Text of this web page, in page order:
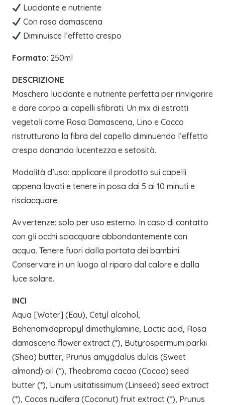
Lucidante e nutriente
Con rosa damascena
Diminuisce l’effetto crespo
Formato: 250ml
DESCRIZIONE
Maschera lucidante e nutriente perfetta per rinvigorire
e dare corpo ai capelli sfibrati. Un mix di estratti
vegetali come Rosa Damascena, Lino e Cocco
ristrutturano la fibra del capello diminuendo l’effetto
crespo donando lucentezza e setosità.
Modalità d’uso: applicare il prodotto sui capelli
appena lavati e tenere in posa dai 5 ai 10 minuti e
risciacquare.
Avvertenze: solo per uso esterno. In caso di contatto
con gli occhi sciacquare abbondantemente con
acqua. Tenere fuori dalla portata dei bambini.
Conservare in un luogo al riparo dal calore e dalla
luce solare.
INCI
Aqua [Water] (Eau), Cetyl alcohol,
Behenamidopropyl dimethylamine, Lactic acid, Rosa
damascena flower extract (*), Butyrospermum parkii
(Shea) butter, Prunus amygdalus dulcis (Sweet
almond) oil (*), Theobroma cacao (Cocoa) seed
butter (*), Linum usitatissimum (Linseed) seed extract
(*), Cocos nucifera (Coconut) fruit extract (*), Prunus